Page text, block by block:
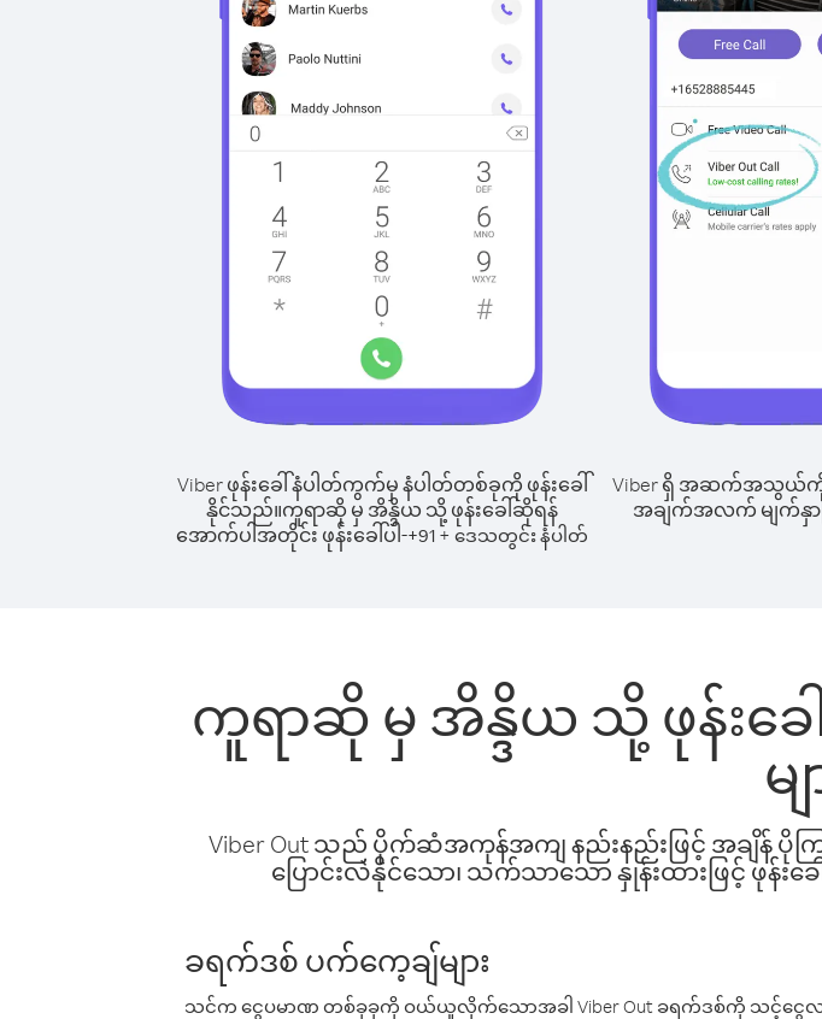
Viber ဖုန်းခေါ်နံပါတ်ကွက်မှ နံပါတ်တစ်ခုကို ဖုန်းခေါ်
နိုင်သည်။ကူရာဆို မှ အိန္ဒိယ သို့ ဖုန်းခေါ်ဆိုရန်
အောက်ပါအတိုင်း ဖုန်းခေါ်ပါ-+91 + ဒေသတွင်း နံပါတ်
Viber ရှိ အဆက်အသွယ်ကို
အချက်အလက် မျက်နှာပ
ကူရာဆို မှ အိန္ဒိယ သို့ ဖုန်းခ
မ
Viber Out သည် ပိုက်ဆံအကုန်အကျ နည်းနည်းဖြင့် အချိန် ပို
ပြောင်းလဲနိုင်သော၊ သက်သာသော နှုန်းထားဖြင့် ဖုန်
ခရက်ဒစ် ပက်ကေ့ချ်များ
သင်က ငွေပမာဏ တစ်ခုခုကို ဝယ်ယူလိုက်သောအခါ Viber Out ခရက်ဒစ်ကို သင့်ငွ